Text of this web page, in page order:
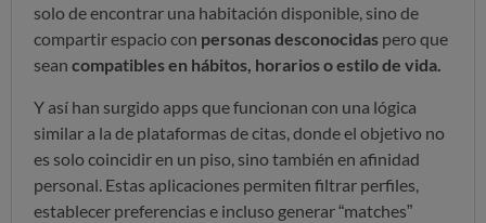
solo de encontrar una habitación disponible, sino de
compartir espacio con personas desconocidas pero que
sean compatibles en hábitos, horarios o estilo de vida.
Y así han surgido apps que funcionan con una lógica
similar a la de plataformas de citas, donde el objetivo no
es solo coincidir en un piso, sino también en afinidad
personal. Estas aplicaciones permiten filtrar perfiles,
establecer preferencias e incluso generar “matches”